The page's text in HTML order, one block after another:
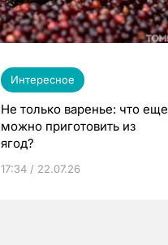
Интересное
Не только варенье: что еще
можно приготовить из
ягод?
17:34 / 22.07.26